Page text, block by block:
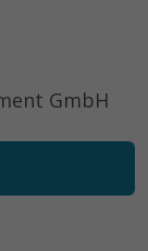
GmbH